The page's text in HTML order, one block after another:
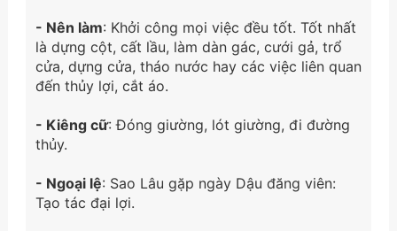
- Nên làm: Khởi công mọi việc đều tốt. Tốt nhất
là dựng cột, cất lầu, làm dàn gác, cưới gả, trổ
cửa, dựng cửa, tháo nước hay các việc liên quan
đến thủy lợi, cắt áo.
- Kiêng cữ: Đóng giường, lót giường, đi đường
thủy.
- Ngoại lệ: Sao Lâu gặp ngày Dậu đăng viên:
Tạo tác đại lợi.